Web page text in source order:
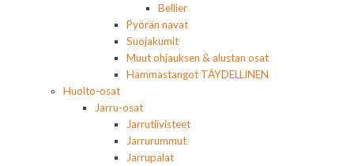
Bellier
Pyörän navat
Suojakumit
Muut ohjauksen & alustan osat
Hammastangot TÄYDELLINEN
Huolto-osat
Jarru-osat
Jarrutiivisteet
Jarrurummut
Jarrupalat